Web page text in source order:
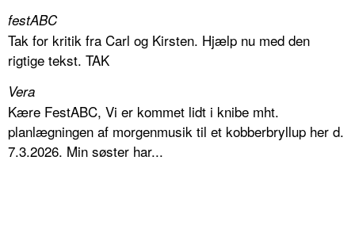
festABC
Tak for kritik fra Carl og Kirsten. Hjælp nu med den
rigtige tekst. TAK
Vera
Kære FestABC, Vi er kommet lidt i knibe mht.
planlægningen af morgenmusik til et kobberbryllup her d.
7.3.2026. Min søster har...